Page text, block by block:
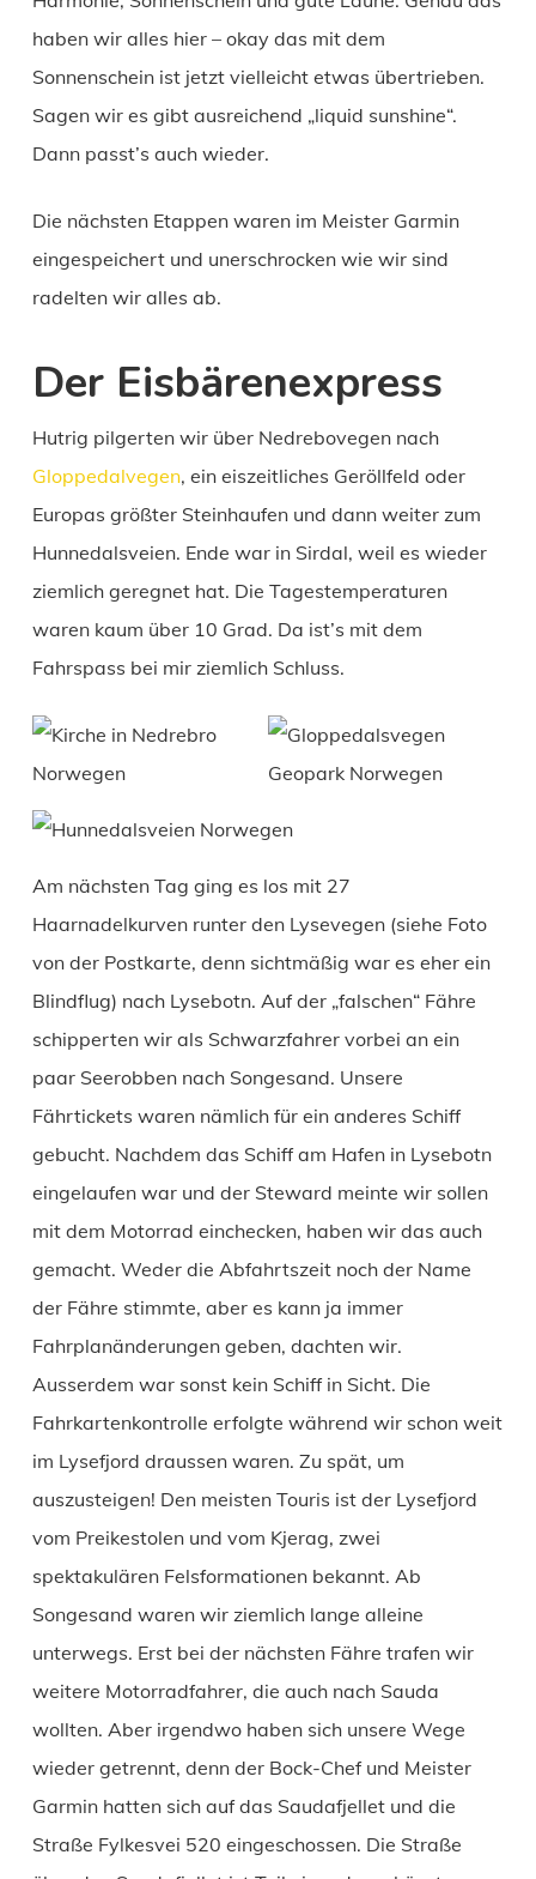
haben wir alles hier – okay das mit dem
Sonnenschein ist jetzt vielleicht etwas übertrieben.
Sagen wir es gibt ausreichend „liquid sunshine“.
Dann passt’s auch wieder.
Die nächsten Etappen waren im Meister Garmin
eingespeichert und unerschrocken wie wir sind
radelten wir alles ab.
Der Eisbärenexpress
Hutrig pilgerten wir über Nedrebovegen nach
Gloppedalvegen, ein eiszeitliches Geröllfeld oder
Europas größter Steinhaufen und dann weiter zum
Hunnedalsveien. Ende war in Sirdal, weil es wieder
ziemlich geregnet hat. Die Tagestemperaturen
waren kaum über 10 Grad. Da ist’s mit dem
Fahrspass bei mir ziemlich Schluss.
Am nächsten Tag ging es los mit 27
Haarnadelkurven runter den Lysevegen (siehe Foto
von der Postkarte, denn sichtmäßig war es eher ein
Blindflug) nach Lysebotn. Auf der „falschen“ Fähre
schipperten wir als Schwarzfahrer vorbei an ein
paar Seerobben nach Songesand. Unsere
Fährtickets waren nämlich für ein anderes Schiff
gebucht. Nachdem das Schiff am Hafen in Lysebotn
eingelaufen war und der Steward meinte wir sollen
mit dem Motorrad einchecken, haben wir das auch
gemacht. Weder die Abfahrtszeit noch der Name
der Fähre stimmte, aber es kann ja immer
Fahrplanänderungen geben, dachten wir.
Ausserdem war sonst kein Schiff in Sicht. Die
Fahrkartenkontrolle erfolgte während wir schon weit
im Lysefjord draussen waren. Zu spät, um
auszusteigen! Den meisten Touris ist der Lysefjord
vom Preikestolen und vom Kjerag, zwei
spektakulären Felsformationen bekannt. Ab
Songesand waren wir ziemlich lange alleine
unterwegs. Erst bei der nächsten Fähre trafen wir
weitere Motorradfahrer, die auch nach Sauda
wollten. Aber irgendwo haben sich unsere Wege
wieder getrennt, denn der Bock-Chef und Meister
Garmin hatten sich auf das Saudafjellet und die
Straße Fylkesvei 520 eingeschossen. Die Straße